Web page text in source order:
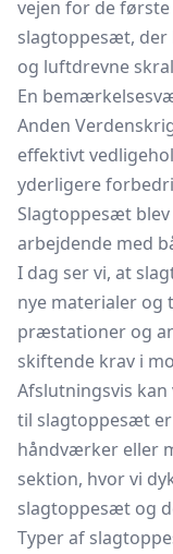
vejen for de
slagtoppesæt, der
og luftdrevne
En
Anden
effektivt
yderligere
Slagtoppesæt
arbejdende med
I dag ser vi, at
nye materialer og
præstationer og
skiftende krav i
Afslutningsvis
til slagtoppesæt
håndværker eller
sektion, hvor vi
slagtoppesæt og
Typer af